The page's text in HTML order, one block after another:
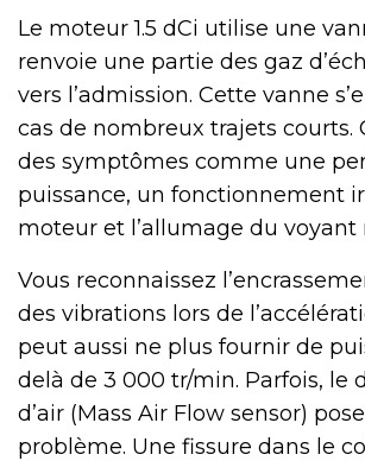
Le moteur 1.5 dCi utilise une
renvoie une partie des gaz
vers l’admission. Cette vanne
cas de nombreux trajets courts.
des symptômes comme une
puissance, un fonctionnement
moteur et l’allumage du voyant
Vous reconnaissez
des vibrations lors de
peut aussi ne plus fournir de
delà de 3 000 tr/min. Parfois, le
d’air (Mass Air Flow sensor)
problème. Une fissure dans le